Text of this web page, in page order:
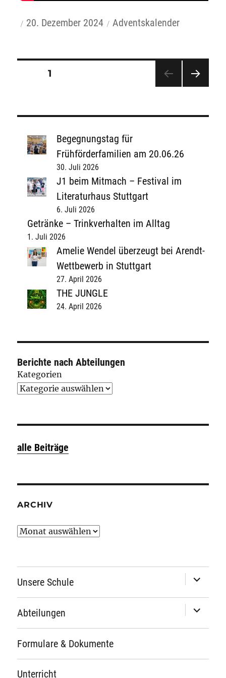
Autor
Veröffentlicht
20. Dezember 2024 Kategorien
Adventskalender
SEITE1
SEITE
Begegnungstag für
Frühförderfamilien am 20.06.26
30. Juli 2026
J1 beim Mitmach – Festival im
Literaturhaus Stuttgart
6. Juli 2026
Getränke – Trinkverhalten im Alltag
1. Juli 2026
Amelie Wendel überzeugt bei Arendt-
Wettbewerb in Stuttgart
27. April 2026
THE JUNGLE
24. April 2026
Berichte nach Abteilungen
Kategorien
alle Beiträge
ARCHIV
Archiv
Unsere Schule
öffnen
Abteilungen
öffnen
Formulare & Dokumente
Unterricht